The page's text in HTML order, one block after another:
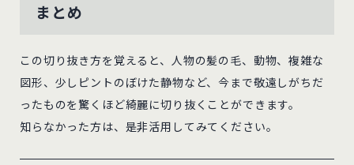
まとめ
この切り抜き方を覚えると、人物の髪の毛、動物、複雑な
図形、少しピントのぼけた静物など、今まで敬遠しがちだ
ったものを驚くほど綺麗に切り抜くことができます。
知らなかった方は、是非活用してみてください。